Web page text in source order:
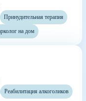
Принудительная терапия
на дом
Реабилитация алкоголиков